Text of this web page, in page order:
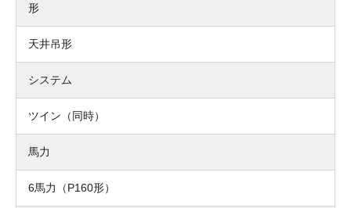
形
天井吊形
システム
ツイン（同時）
馬力
6馬力（P160形）